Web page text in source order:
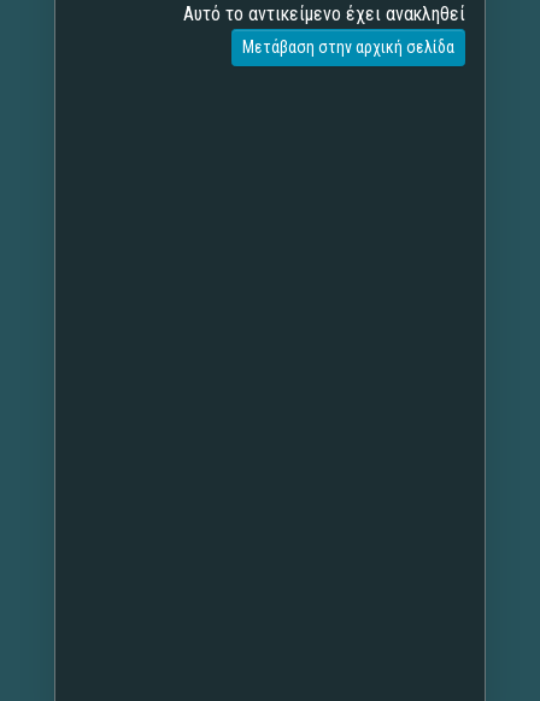
Αυτό το αντικείμενο έχει ανακληθεί
Μετάβαση στην αρχική σελίδα